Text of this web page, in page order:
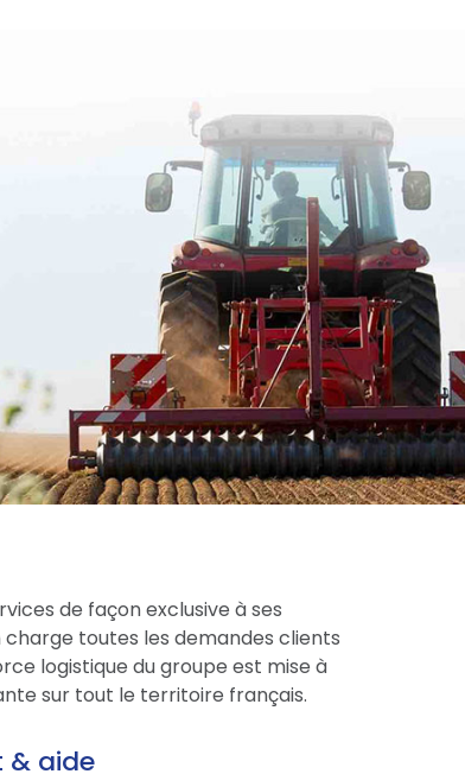
de façon exclusive à ses
toutes les demandes clients
logistique du groupe est mise à
sur tout le territoire français.
& aide